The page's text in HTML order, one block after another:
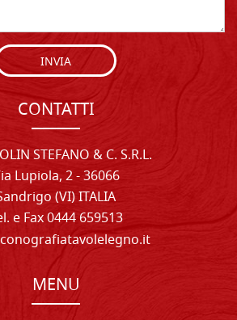
INVIA
CONTATTI
STEFANO & C. S.R.L.
Lupiola, 2 - 36066
(VI) ITALIA
e Fax 0444 659513
MENU